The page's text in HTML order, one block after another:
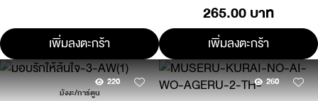
เพิ่มลงตะกร้า
265.00 บาท
เพิ่มลงตะกร้า
220
มังงะ/การ์ตูน
260